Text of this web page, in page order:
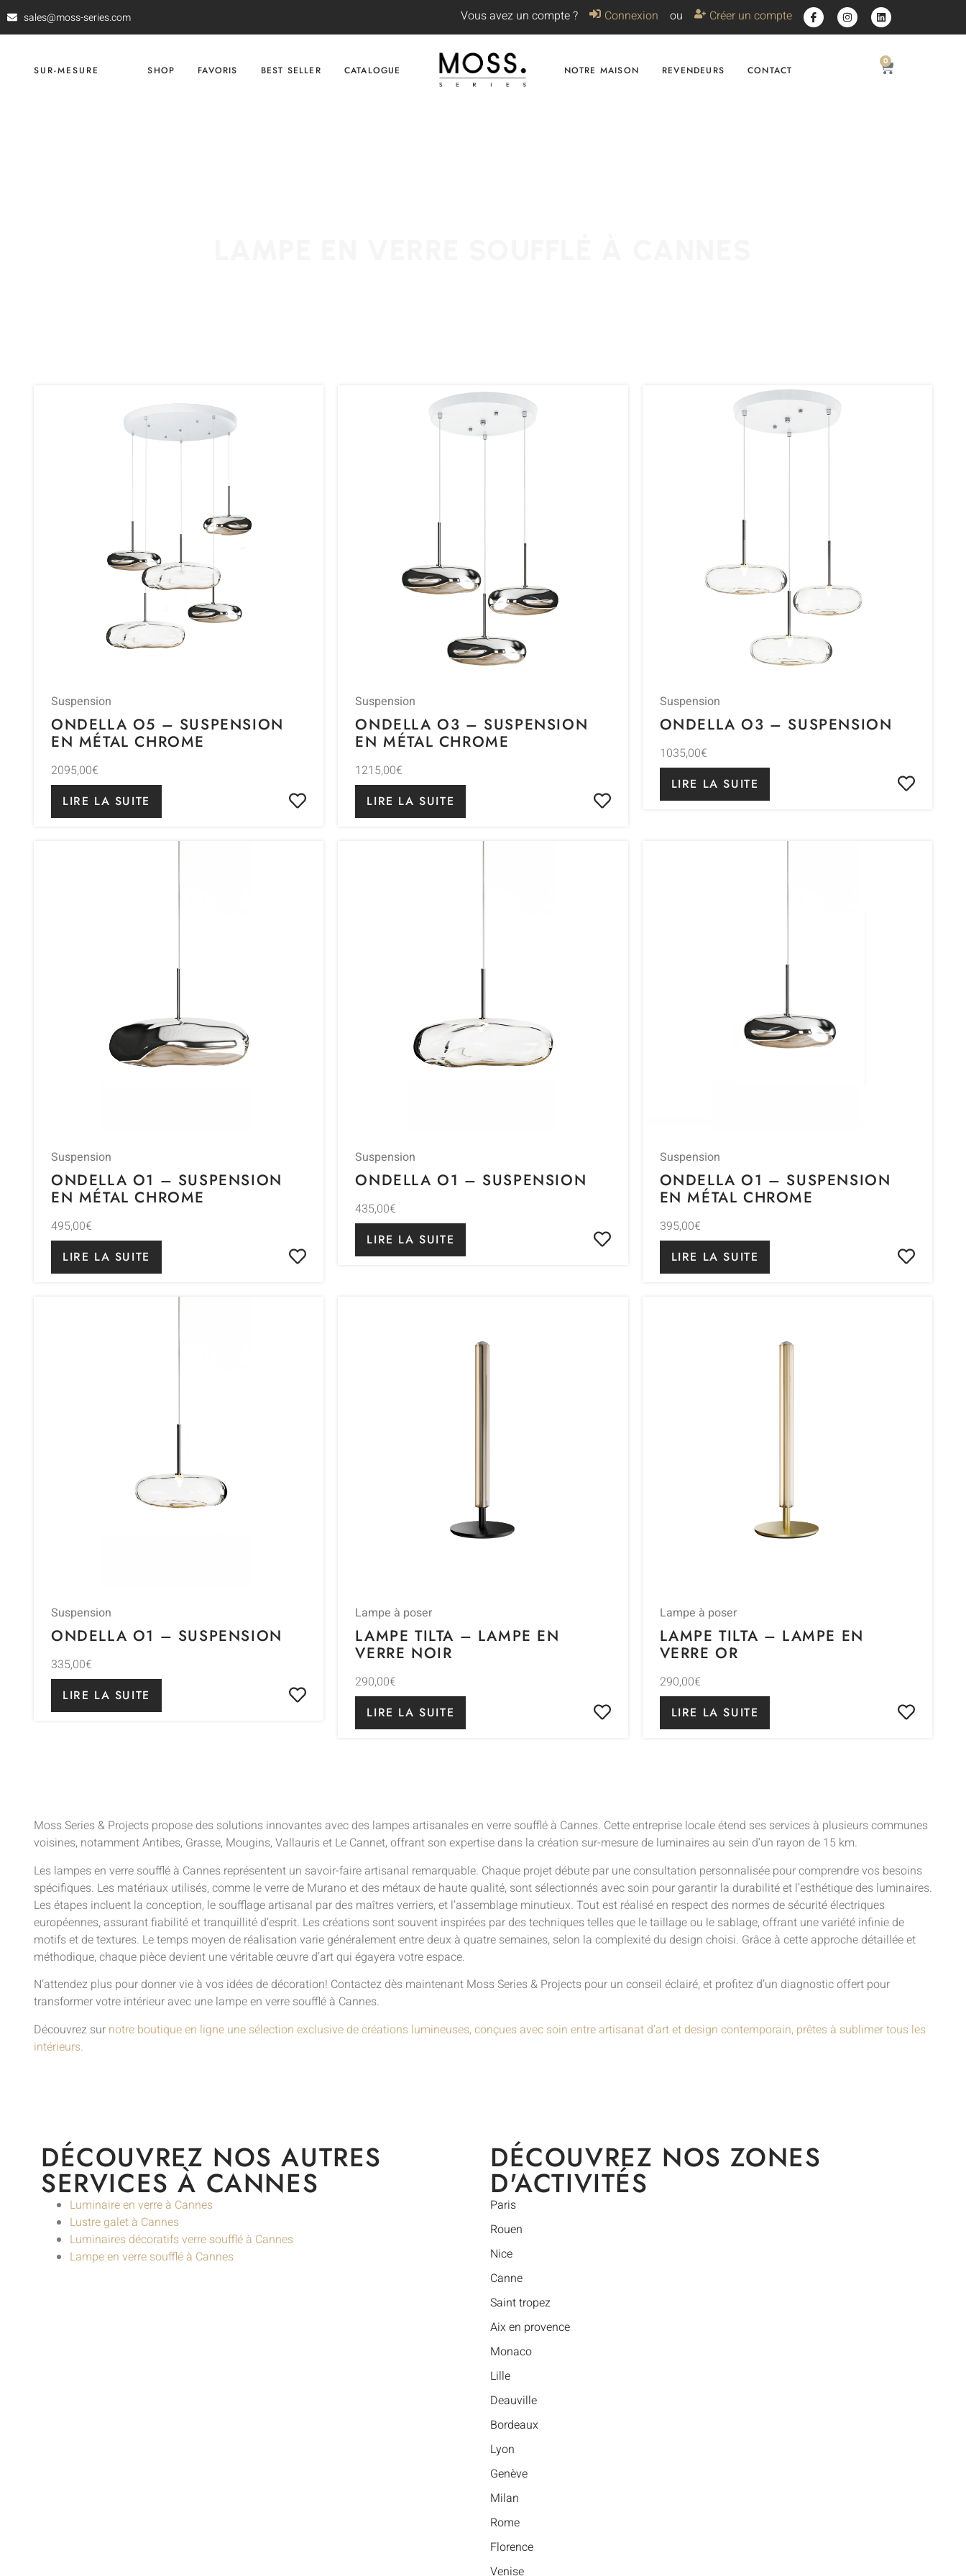
sales@moss-series.com Vous avez un compte ? Connexion ou Créer un compte
SUR-MESURE SHOP FAVORIS BEST SELLER CATALOGUE NOTRE MAISON REVENDEURS CONTACT
0
Suspension
ONDELLA O5 – SUSPENSION
EN MÉTAL CHROME
2095,00€
LIRE LA SUITE
Suspension
ONDELLA O3 – SUSPENSION
EN MÉTAL CHROME
1215,00€
LIRE LA SUITE
Suspension
ONDELLA O3 – SUSPENSION
1035,00€
LIRE LA SUITE
Suspension
ONDELLA O1 – SUSPENSION
EN MÉTAL CHROME
495,00€
LIRE LA SUITE
Suspension
ONDELLA O1 – SUSPENSION
435,00€
LIRE LA SUITE
Suspension
ONDELLA O1 – SUSPENSION
EN MÉTAL CHROME
395,00€
LIRE LA SUITE
Suspension
ONDELLA O1 – SUSPENSION
335,00€
LIRE LA SUITE
Lampe à poser
LAMPE TILTA – LAMPE EN
VERRE NOIR
290,00€
LIRE LA SUITE
Lampe à poser
LAMPE TILTA – LAMPE EN
VERRE OR
290,00€
LIRE LA SUITE
Moss Series & Projects propose des solutions innovantes avec des lampes artisanales en verre soufflé à Cannes. Cette entreprise locale étend ses services à plusieurs communes
voisines, notamment Antibes, Grasse, Mougins, Vallauris et Le Cannet, offrant son expertise dans la création sur-mesure de luminaires au sein d’un rayon de 15 km.
Les lampes en verre soufflé à Cannes représentent un savoir-faire artisanal remarquable. Chaque projet débute par une consultation personnalisée pour comprendre vos besoins
spécifiques. Les matériaux utilisés, comme le verre de Murano et des métaux de haute qualité, sont sélectionnés avec soin pour garantir la durabilité et l’esthétique des luminaires.
Les étapes incluent la conception, le soufflage artisanal par des maîtres verriers, et l’assemblage minutieux. Tout est réalisé en respect des normes de sécurité électriques
européennes, assurant fiabilité et tranquillité d’esprit. Les créations sont souvent inspirées par des techniques telles que le taillage ou le sablage, offrant une variété infinie de
motifs et de textures. Le temps moyen de réalisation varie généralement entre deux à quatre semaines, selon la complexité du design choisi. Grâce à cette approche détaillée et
méthodique, chaque pièce devient une véritable œuvre d’art qui égayera votre espace.
N’attendez plus pour donner vie à vos idées de décoration! Contactez dès maintenant Moss Series & Projects pour un conseil éclairé, et profitez d’un diagnostic offert pour
transformer votre intérieur avec une lampe en verre soufflé à Cannes.
Découvrez sur notre boutique en ligne une sélection exclusive de créations lumineuses, conçues avec soin entre artisanat d’art et design contemporain, prêtes à sublimer tous les
intérieurs.
DÉCOUVREZ NOS AUTRES
SERVICES À CANNES
Luminaire en verre à Cannes
Lustre galet à Cannes
Luminaires décoratifs verre soufflé à Cannes
Lampe en verre soufflé à Cannes
DÉCOUVREZ NOS ZONES
D'ACTIVITÉS
Paris
Rouen
Nice
Canne
Saint tropez
Aix en provence
Monaco
Lille
Deauville
Bordeaux
Lyon
Genève
Milan
Rome
Florence
Venise